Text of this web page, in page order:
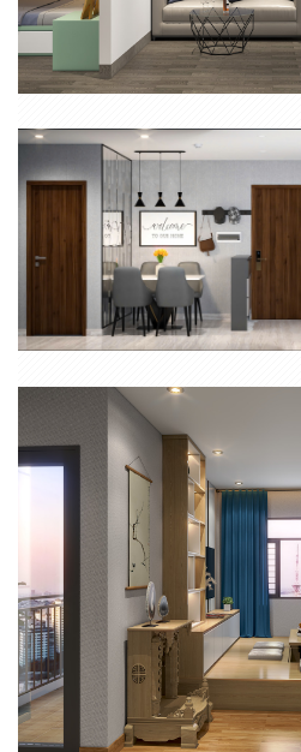
CĂN HỘ CHUNG
THIẾT KẾ THI CÔNG NỘI THẤT
CĂN HỘ 1 PHÒNG NGỦ